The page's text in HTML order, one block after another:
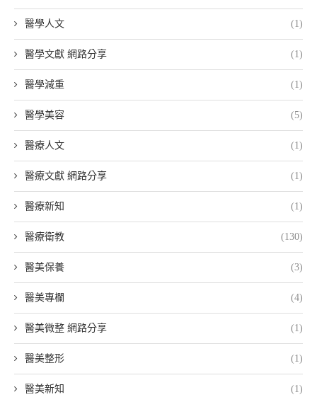
醫學人文 (1)
醫學文獻 網路分享 (1)
醫學減重 (1)
醫學美容 (5)
醫療人文 (1)
醫療文獻 網路分享 (1)
醫療新知 (1)
醫療衛教 (130)
醫美保養 (3)
醫美專欄 (4)
醫美微整 網路分享 (1)
醫美整形 (1)
醫美新知 (1)